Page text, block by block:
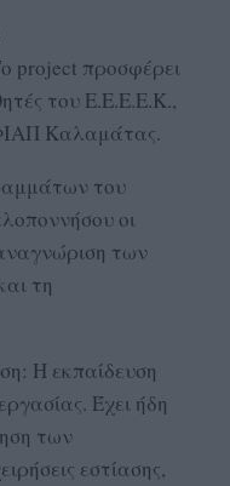
project προσφέρει
του Ε.Ε.Ε.Ε.Κ.,
Καλαμάτας.
του
οι
των
τη
Η εκπαίδευση
Έχει ήδη
των
εστίασης,